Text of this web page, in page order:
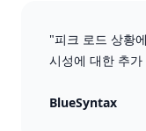
"피크 로드 상황
시성에 대한 추
BlueSyntax